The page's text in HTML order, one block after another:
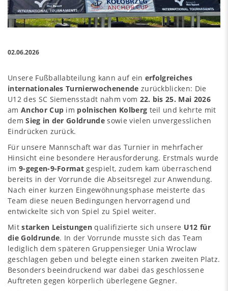
02.06.2026
Unsere Fußballabteilung kann auf ein erfolgreiches
internationales Turnierwochenende zurückblicken: Die
U12 des SC Siemensstadt nahm vom 22. bis 25. Mai 2026
am Anchor Cup im polnischen Kolberg teil und kehrte mit
demSieg in der Goldrunde sowie vielen unvergesslichen
Eindrücken zurück.
Für unsere Mannschaft war das Turnier in mehrfacher
Hinsicht eine besondere Herausforderung. Erstmals wurde
im 9-gegen-9-Format gespielt, zudem kam überraschend
bereits in der Vorrunde die Abseitsregel zur Anwendung.
Nach einer kurzen Eingewöhnungsphase meisterte das
Team diese neuen Bedingungen hervorragend und
entwickelte sich von Spiel zu Spiel weiter.
Mitstarken Leistungen qualifizierte sich unsere U12 für
die Goldrunde. In der Vorrunde musste sich das Team
lediglich dem späteren Gruppensieger Unia Wroclaw
geschlagen geben und belegte einen starken zweiten Platz.
Besonders beeindruckend war dabei das geschlossene
Auftreten gegen körperlich überlegene Gegner.